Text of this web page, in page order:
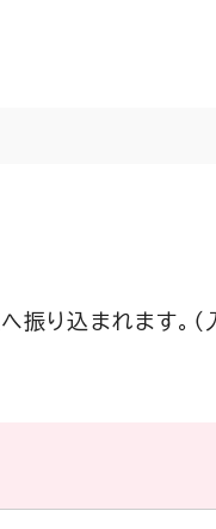
り込まれます。（